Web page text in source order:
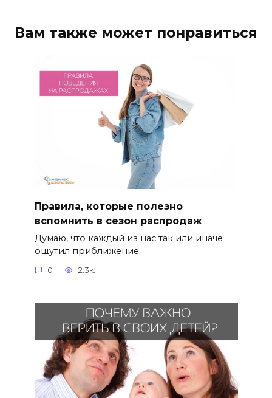
Вам также может понравиться
Правила, которые полезно
вспомнить в сезон распродаж
Думаю, что каждый из нас так или иначе
ощутил приближение
0 2.3к.